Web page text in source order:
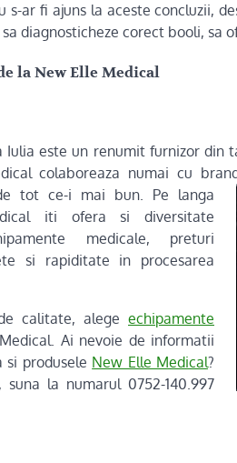
ar fi ajuns la aceste concluzii,
diagnosticheze corect booli, sa
la New Elle Medical
Iulia este un renumit furnizor din
colaboreaza numai cu
tot ce-i mai bun. Pe langa
iti ofera si diversitate
medicale, preturi
si rapiditate in procesarea
calitate, alege echipamente
Ai nevoie de informatii
si produsele New Elle Medical?
la numarul 0752-140.997